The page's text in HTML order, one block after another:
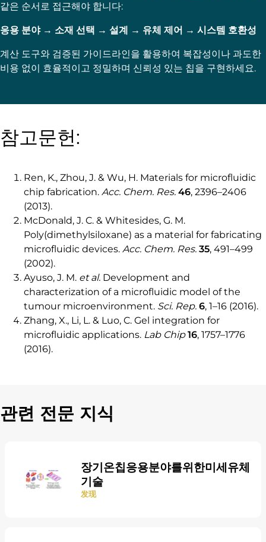
같은 순서로 접근해야 합니다:
응용 분야 → 소재 선택 → 설계 → 유체 제어 → 시스템 호환성
계산 도구와 검증된 가이드라인을 활용하여 복잡성이나 과도한
비용 없이 효율적이고 정밀하며 신뢰성 있는 칩을 구현하세요.
참고문헌:
Ren, K., Zhou, J. & Wu, H. Materials for microfluidic
chip fabrication. Acc. Chem. Res. 46, 2396–2406
(2013).
McDonald, J. C. & Whitesides, G. M.
Poly(dimethylsiloxane) as a material for fabricating
microfluidic devices. Acc. Chem. Res. 35, 491–499
(2002).
Ayuso, J. M. et al. Development and
characterization of a microfluidic model of the
tumour microenvironment. Sci. Rep. 6, 1–16 (2016).
Zhang, X., Li, L. & Luo, C. Gel integration for
microfluidic applications. Lab Chip 16, 1757–1776
(2016).
관련 전문 지식
장기온칩응용분야를위한미세유체
기술
发现